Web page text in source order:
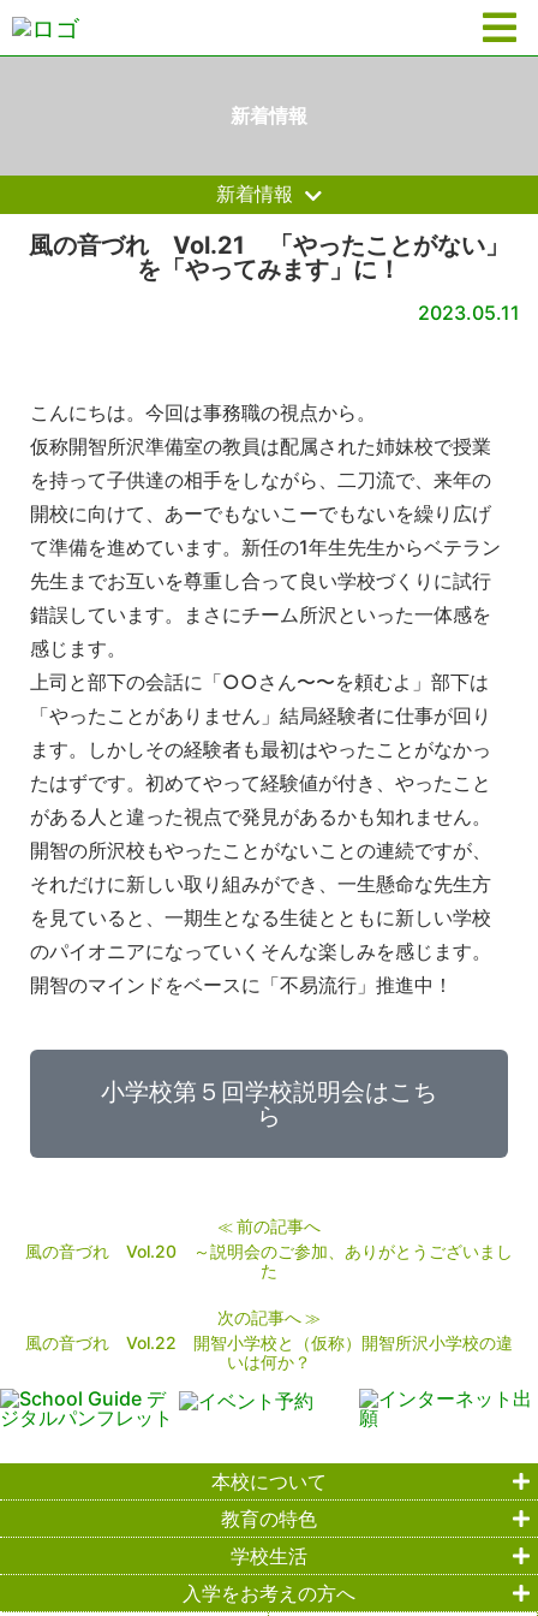
新着情報
新着情報
風の音づれ Vol.21 「やったことがない」
を「やってみます」に！
2023.05.11
こんにちは。今回は事務職の視点から。
仮称開智所沢準備室の教員は配属された姉妹校で授業
を持って子供達の相手をしながら、二刀流で、来年の
開校に向けて、あーでもないこーでもないを繰り広げ
て準備を進めています。新任の1年生先生からベテラン
先生までお互いを尊重し合って良い学校づくりに試行
錯誤しています。まさにチーム所沢といった一体感を
感じます。
上司と部下の会話に「○○さん〜〜を頼むよ」部下は
「やったことがありません」結局経験者に仕事が回り
ます。しかしその経験者も最初はやったことがなかっ
たはずです。初めてやって経験値が付き、 やったこと
がある人と違った視点で発見があるかも知れません。
開智の所沢校もやったことがないことの連続ですが、
それだけに新しい取り組みができ、一生懸命な先生方
を見ていると、一期生となる生徒とともに新しい学校
のパイオニアになっていくそんな楽しみを感じます。
開智のマインドをベースに「不易流行」推進中！
小学校第５回学校説明会はこち
ら
≪前の記事へ
風の音づれ Vol.20 ～説明会のご参加、ありがとうございまし
た
次の記事へ≫
風の音づれ Vol.22 開智小学校と（仮称）開智所沢小学校の違
いは何か？
本校について
教育の特色
学校生活
入学をお考えの方へ